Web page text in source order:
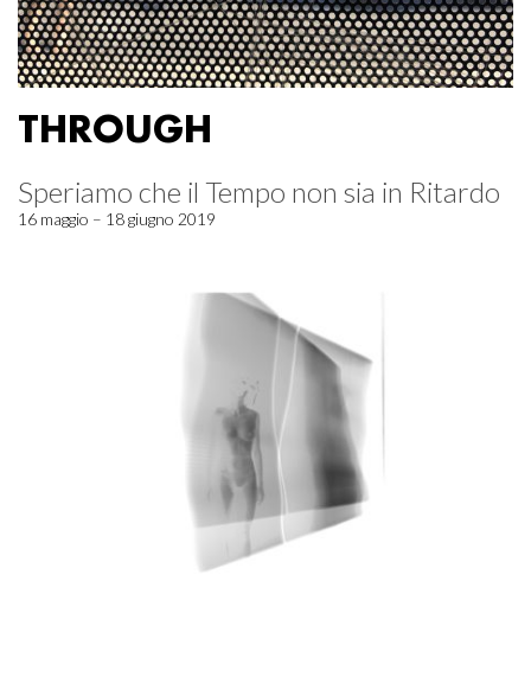
THROUGH
Speriamo che il Tempo non sia in Ritardo
16 maggio – 18 giugno 2019